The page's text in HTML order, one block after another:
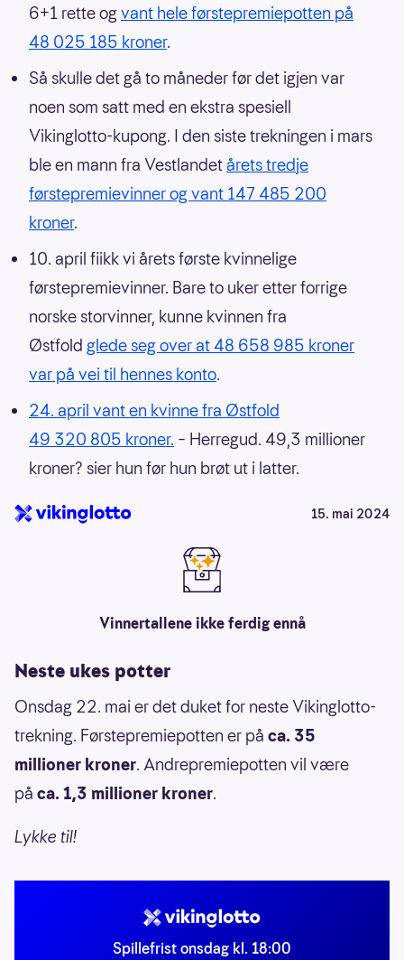
6+1 rette ogvant hele førstepremiepotten på
48 025 185 kroner.
Så skulle det gå to måneder før det igjen var
noen som satt med en ekstra spesiell
Vikinglotto-kupong. I den siste trekningen i mars
ble en mann fra Vestlandetårets tredje
førstepremievinner og vant 147 485 200
kroner.
10. april fiikk vi årets første kvinnelige
førstepremievinner. Bare to uker etter forrige
norske storvinner, kunne kvinnen fra
Østfold glede seg over at 48 658 985 kroner
var på vei til hennes konto.
24. april vant en kvinne fra Østfold
49 320 805 kroner. – Herregud. 49,3 millioner
kroner? sier hun før hun brøt ut i latter.
15. mai 2024
Vinnertallene ikke ferdig ennå
Neste ukes potter
Onsdag 22. mai er det duket for neste Vikinglotto-
trekning. Førstepremiepotten er på ca. 35
millioner kroner. Andrepremiepotten vil være
på ca. 1,3 millioner kroner.
Lykke til!
Spillefrist onsdag kl. 18:00